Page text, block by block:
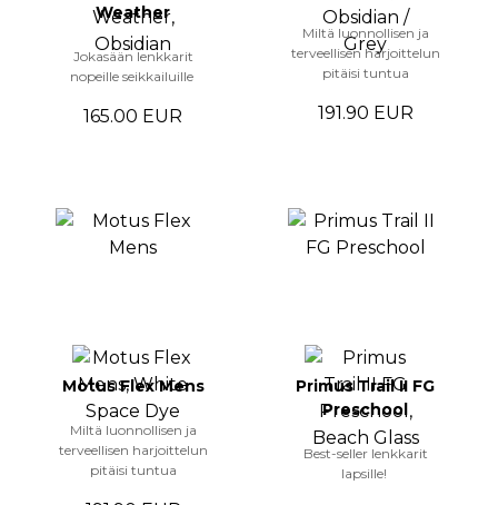
Weather
Jokasään lenkkarit
nopeille seikkailuille
165.00 EUR
Miltä luonnollisen ja
terveellisen harjoittelun
pitäisi tuntua
191.90 EUR
Motus Flex Mens
Miltä luonnollisen ja
terveellisen harjoittelun
pitäisi tuntua
Primus Trail II FG
Preschool
Best-seller lenkkarit
lapsille!